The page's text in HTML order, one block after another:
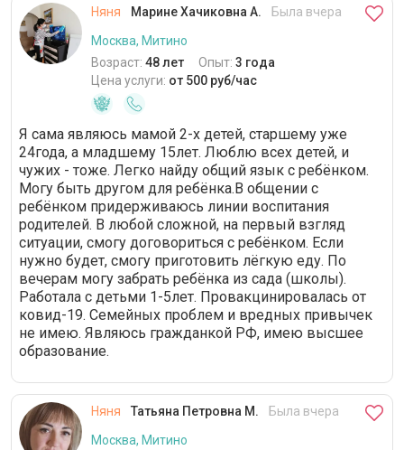
Няня Марине Хачиковна А.
Была вчера
Москва, Митино
Возраст: 48 лет Опыт: 3 года
Цена услуги: от 500 руб/час
Я сама являюсь мамой 2-х детей, старшему уже
24года, а младшему 15лет. Люблю всех детей, и
чужих - тоже. Легко найду общий язык с ребёнком.
Могу быть другом для ребёнка.В общении с
ребёнком придерживаюсь линии воспитания
родителей. В любой сложной, на первый взгляд
ситуации, смогу договориться с ребёнком. Если
нужно будет, смогу приготовить лёгкую еду. По
вечерам могу забрать ребёнка из сада (школы).
Работала с детьми 1-5лет. Провакцинировалась от
ковид-19. Семейных проблем и вредных привычек
не имею. Являюсь гражданкой РФ, имею высшее
образование.
Няня Татьяна Петровна М.
Была вчера
Москва, Митино